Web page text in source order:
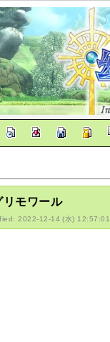
リモワール
2022-12-14 (水) 12:57:01